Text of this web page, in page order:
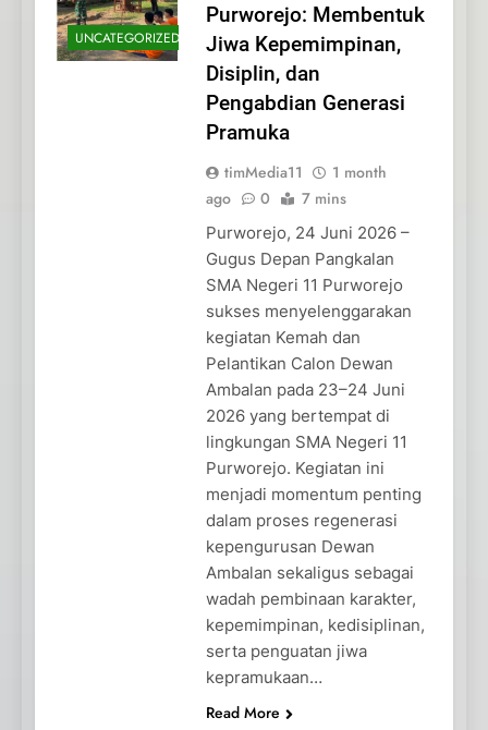
UNCATEGORIZED
Purworejo: Membentuk
Jiwa Kepemimpinan,
Disiplin, dan
Pengabdian Generasi
Pramuka
timMedia11
1 month
ago
0 7 mins
Purworejo, 24 Juni 2026 –
Gugus Depan Pangkalan
SMA Negeri 11 Purworejo
sukses menyelenggarakan
kegiatan Kemah dan
Pelantikan Calon Dewan
Ambalan pada 23–24 Juni
2026 yang bertempat di
lingkungan SMA Negeri 11
Purworejo. Kegiatan ini
menjadi momentum penting
dalam proses regenerasi
kepengurusan Dewan
Ambalan sekaligus sebagai
wadah pembinaan karakter,
kepemimpinan, kedisiplinan,
serta penguatan jiwa
kepramukaan…
Read More